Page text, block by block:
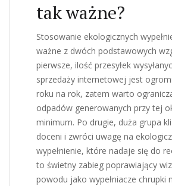
tak ważne?
Stosowanie ekologicznych
ważne z dwóch podstawowych
pierwsze, ilość przesyłek
sprzedaży internetowej jest
roku na rok, zatem warto
odpadów generowanych przy tej
minimum. Po drugie, duża grupa
doceni i zwróci uwagę na
wypełnienie, które nadaje się do
to świetny zabieg poprawiający
powodu jako wypełniacze chrupki